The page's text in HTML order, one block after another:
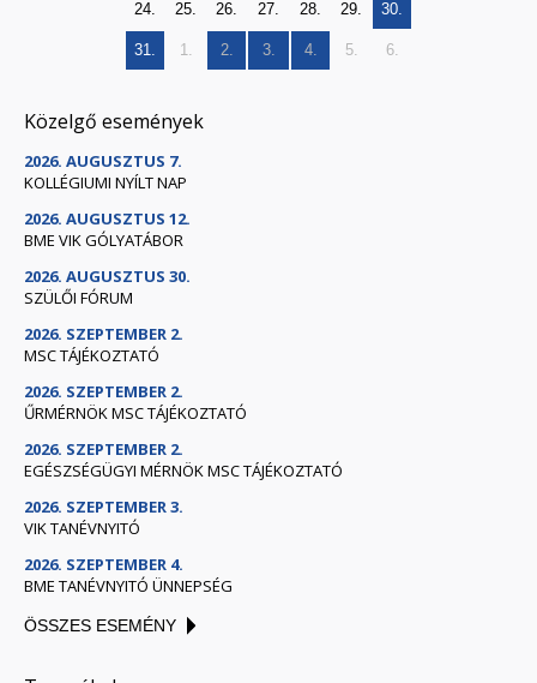
24. 25. 26. 27. 28. 29. 30.
31. 1. 2. 3. 4. 5. 6.
Közelgő események
2026. AUGUSZTUS 7.
KOLLÉGIUMI NYÍLT NAP
2026. AUGUSZTUS 12.
BME VIK GÓLYATÁBOR
2026. AUGUSZTUS 30.
SZÜLŐI FÓRUM
2026. SZEPTEMBER 2.
MSC TÁJÉKOZTATÓ
2026. SZEPTEMBER 2.
ŰRMÉRNÖK MSC TÁJÉKOZTATÓ
2026. SZEPTEMBER 2.
EGÉSZSÉGÜGYI MÉRNÖK MSC TÁJÉKOZTATÓ
2026. SZEPTEMBER 3.
VIK TANÉVNYITÓ
2026. SZEPTEMBER 4.
BME TANÉVNYITÓ ÜNNEPSÉG
ÖSSZES ESEMÉNY